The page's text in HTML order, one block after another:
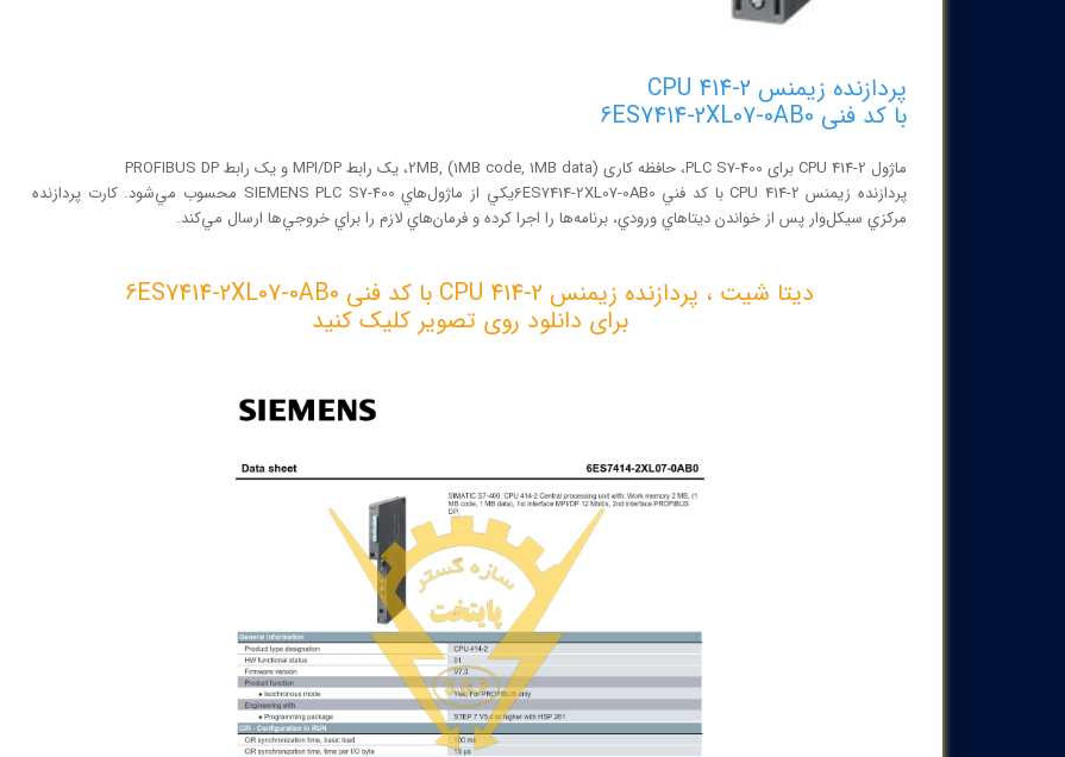
پردازنده زيمنس 2-414 CPU
با کد فنی 6ES7414-2XL07-0AB0
ماژول CPU 414-2 برای PLC S7-400، حافظه کاری 2MB, (1MB code, 1MB data)، یک رابط MPI/DP و یک رابط PROFIBUS DP
پردازنده زيمنس 2-414 CPU با كد فني 6ES7414-2XL07-0AB0يكي از ماژول‌هاي SIEMENS PLC S7-400 محسوب مي‌شود. كارت پردازنده
مركزي سيكل‌وار پس از خواندن ديتاهاي ورودي، برنامه‌ها را اجرا كرده و فرمان‌هاي لازم را براي خروجي‌ها ارسال مي‌كند.
دیتا شیت ، پردازنده زيمنس 2-414 CPU با کد فنی 6ES7414-2XL07-0AB0
برای دانلود روی تصویر کلیک کنید